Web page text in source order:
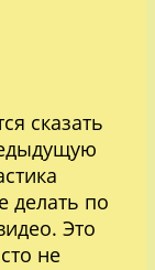
сказать
делать по
Это
не